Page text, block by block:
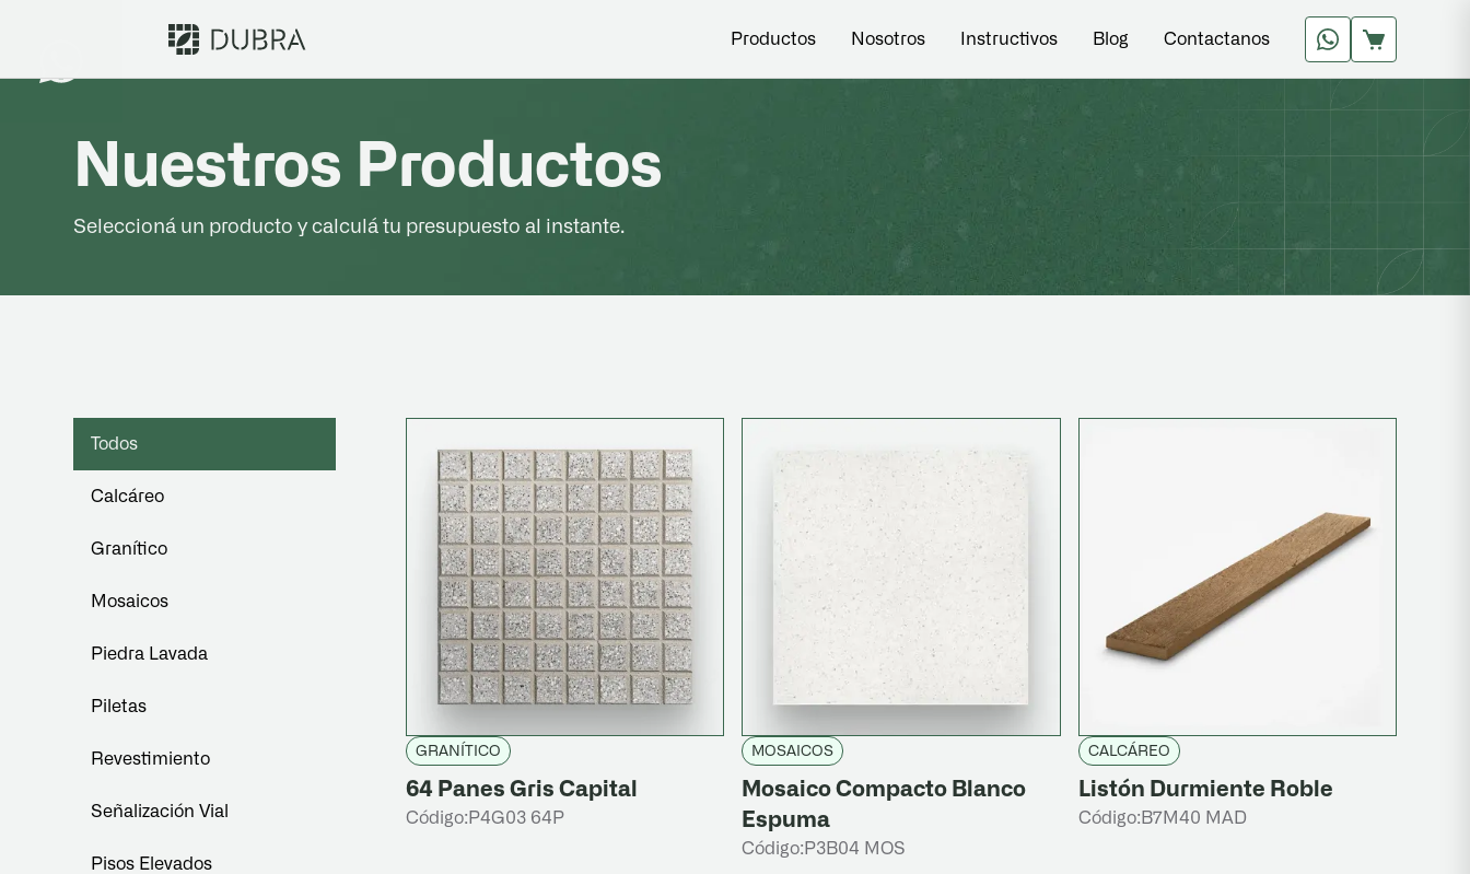
Productos Nosotros Instructivos Blog Contactanos
Nuestros Productos
Seleccioná un producto y calculá tu presupuesto al instante.
Todos
Calcáreo
Granítico
Mosaicos
Piedra Lavada
Piletas
Revestimiento
Señalización Vial
Pisos Elevados
GRANÍTICO
64 Panes Gris Capital
Código: P4G03 64P
MOSAICOS
Mosaico Compacto Blanco
Espuma
Código: P3B04 MOS
CALCÁREO
Listón Durmiente Roble
Código: B7M40 MAD